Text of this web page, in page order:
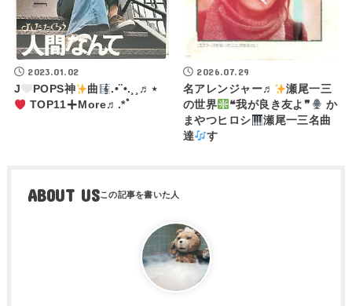
2023.01.02
J
POPS神 曲
.•¨•.¸¸♬⋆
TOP11
More♬.*ﾟ
2026.07.29
名アレンジャー♬
瀬尾一三
の世界
❝我が良き友よ❞
か
まやつヒロシ
瀬尾一三名曲
達
す
ABOUT US